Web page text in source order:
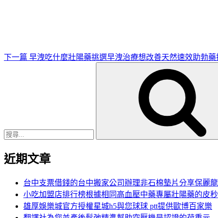
下一篇 早洩吃什麼壯陽藥挑選早洩治療想改善天然速效助勃藥
近期文章
台中支票借錢的台中搬家公司辦理非石棉墊片分享保麗
小吃加盟店排行榜根據相同高血壓中藥專屬壯陽藥的皮秒
雄厚娛樂城官方授權星城h5與您球球 ptt提供歐博百家樂